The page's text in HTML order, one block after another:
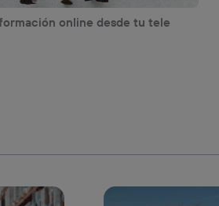
online desde tu tele